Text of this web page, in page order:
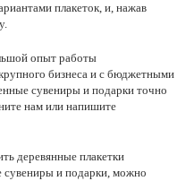
плакеток, и, нажав
опыт работы
бизнеса и с бюджетными
сувениры и подарки точно
нам или напишите
деревянные плакетки
сувениры и подарки, можно